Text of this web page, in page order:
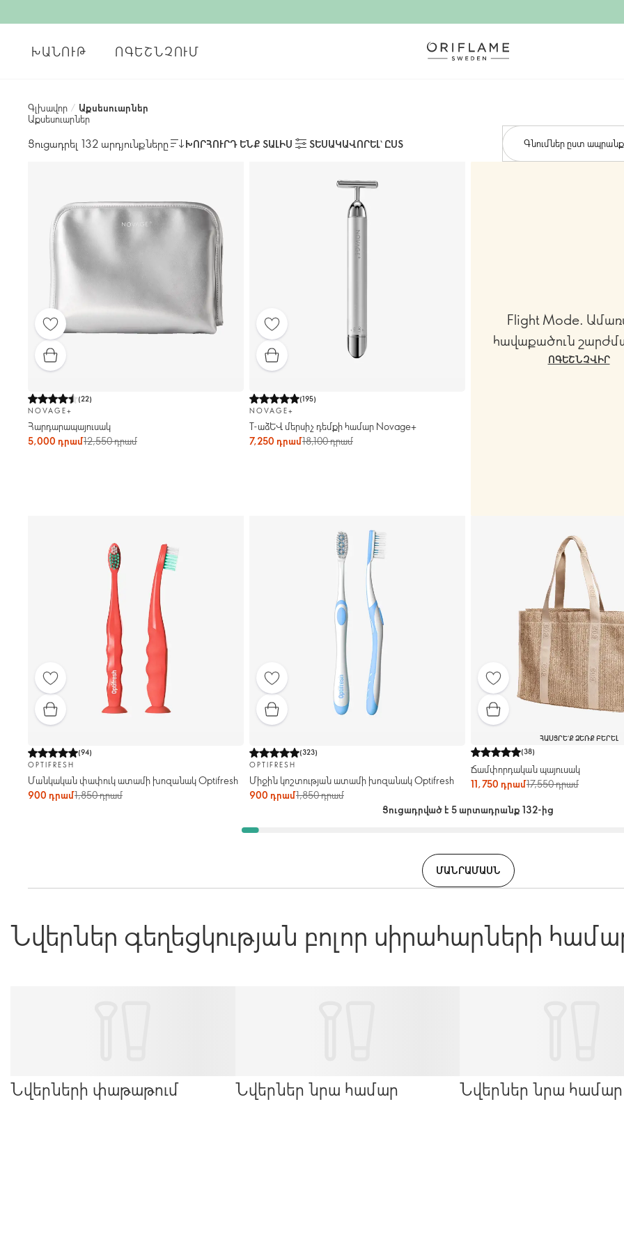
ԽԱՆՈՒԹ ՈԳԵՇՆՉՈՒՄ
Գլխավոր / Աքսեսուարներ
Աքսեսուարներ
Ցուցադրել 132 արդյունքները ԽՈՐՀՈՒՐԴ ԵՆՔ ՏԱԼԻՍ ՏԵՍԱԿԱՎՈՐԵԼ՝ ԸՍՏ Գնումներ ըստ
(22)
NOVAGE+
Հարդարապայուսակ
5,000 դրամ12,550 դրամ
(195)
NOVAGE+
Т-աձև մերսիչ դեմքի համար Novage+
7,250 դրամ18,100 դրամ
Flight Mode.
հավաքածուն
ՈԳԵՇՆՉՎԻՐ
(94)
OPTIFRESH
Մանկական փափուկ ատամի խոզանակ Optifresh
900 դրամ1,850 դրամ
(323)
OPTIFRESH
Միջին կոշտության ատամի խոզանակ Optifresh
900 դրամ1,850 դրամ
ՀԱՍՑՐԵ՛Ք ՁԵՌՔ ԲԵՐԵԼ
(38)
Ճամփորդական պայուսակ
11,750 դրամ17,550 դրամ
Ցուցադրված է 5 արտադրանք 132-ից
ՄԱՆՐԱՄԱՍՆ
Նվերներ գեղեցկության բոլոր սիրահարների
Նվերների փաթաթում Նվերներ նրա համար Նվերներ նրա համար